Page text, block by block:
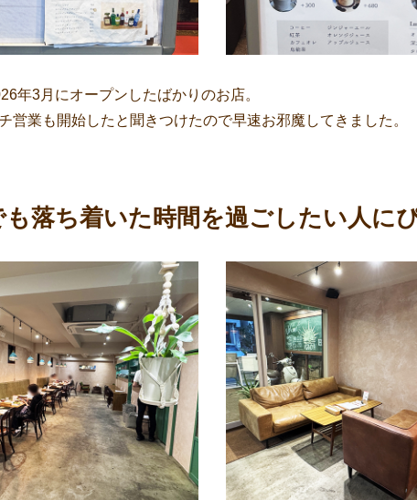
年3月にオープンしたばかりのお店。
営業も開始したと聞きつけたので早速お邪魔してきました。
も落ち着いた時間を過ごしたい人に